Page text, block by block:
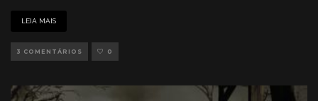
LEIA MAIS
3 COMENTÁRIOS 0